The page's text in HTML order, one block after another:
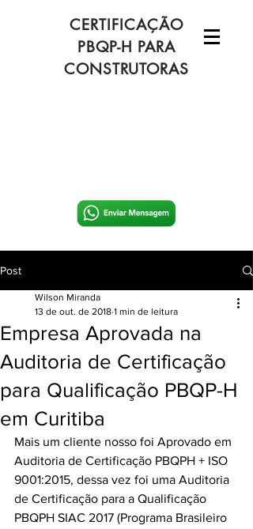
CERTIFICAÇÃO
PBQP-H PARA
CONSTRUTORAS
Post
Empresa Aprovada na
Auditoria de Certificação
para Qualificação PBQP-H
em Curitiba
Wilson Miranda
13 de out. de 2018 1 min de leitura
Mais um cliente nosso foi Aprovado em
Auditoria de Certificação PBQPH + ISO
9001:2015, dessa vez foi uma Auditoria
de Certificação para a Qualificação
PBQPH SIAC 2017 (Programa Brasileiro